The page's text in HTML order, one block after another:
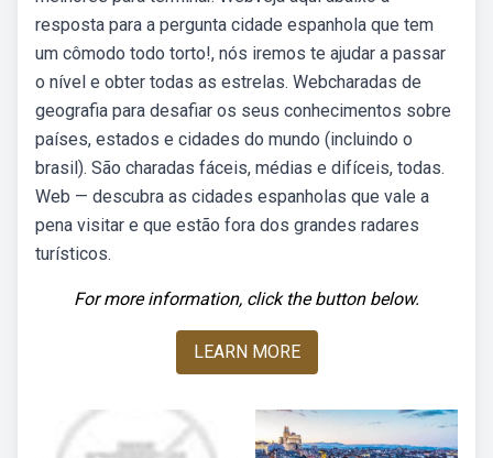
resposta para a pergunta cidade espanhola que tem
um cômodo todo torto!, nós iremos te ajudar a passar
o nível e obter todas as estrelas. Webcharadas de
geografia para desafiar os seus conhecimentos sobre
países, estados e cidades do mundo (incluindo o
brasil). São charadas fáceis, médias e difíceis, todas.
Web — descubra as cidades espanholas que vale a
pena visitar e que estão fora dos grandes radares
turísticos.
For more information, click the button below.
LEARN MORE